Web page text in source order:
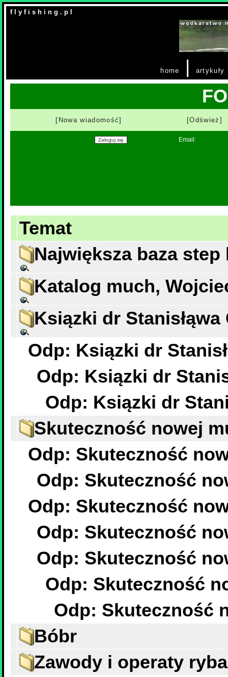
f l y f i s h i n g . p l
home | artykuły
[Nowa wiadomość] [Odśwież]
Email:
Temat
Największa baza
Katalog much,
Ksiązki dr Stanisłąwa
Odp: Ksiązki dr
Odp: Ksiązki dr
Odp: Ksiązki dr
Skuteczność nowej
Odp: Skuteczność
Odp: Skuteczność
Odp: Skuteczność
Odp: Skuteczność
Odp: Skuteczność
Odp: Skuteczność
Odp: Skuteczność
Bóbr
Zawody i operaty